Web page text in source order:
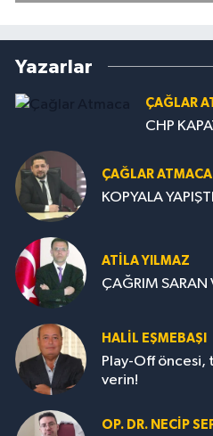
Yazarlar
ÇAĞLAR
CHP
ÇAĞLAR ATMACA
KOPYALA
ATILA YILMAZ
ÇAĞRIM
HALIL EŞMEBAŞI
Play-Off öncesi,
verin!
OP. DR. NECIP